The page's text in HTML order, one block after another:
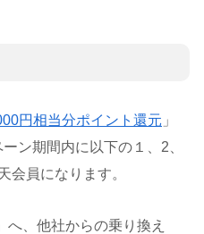
円相当分ポイント還元 」
ン期間内に以下の１、2、
会員になります。
」へ、他社からの乗り換え